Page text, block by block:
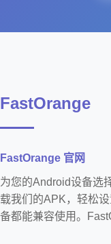
FastOrange
FastOrange 官网
为您的Android设备选
载我们的APK，轻松
备都能兼容使用。